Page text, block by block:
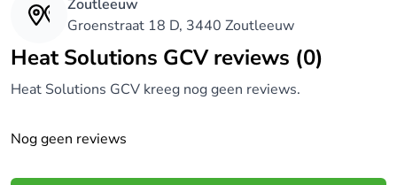
Zoutleeuw
Groenstraat 18 D, 3440 Zoutleeuw
Heat Solutions GCV reviews (0)
Heat Solutions GCV kreeg nog geen reviews.
Nog geen reviews